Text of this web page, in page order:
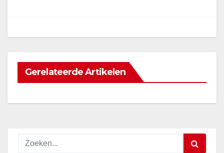
Gerelateerde Artikelen